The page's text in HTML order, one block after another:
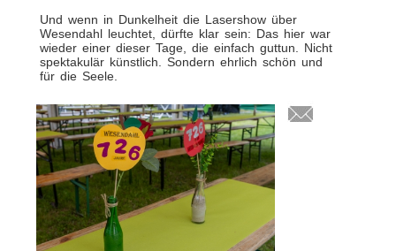
Und wenn in Dunkelheit die Lasershow über
Wesendahl leuchtet, dürfte klar sein: Das hier war
wieder einer dieser Tage, die einfach guttun. Nicht
spektakulär künstlich. Sondern ehrlich schön und
für die Seele.